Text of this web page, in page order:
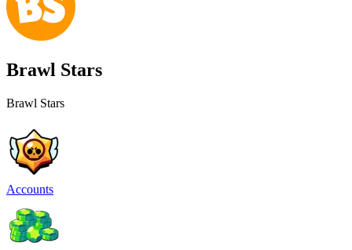
Brawl Stars
Brawl Stars
Accounts